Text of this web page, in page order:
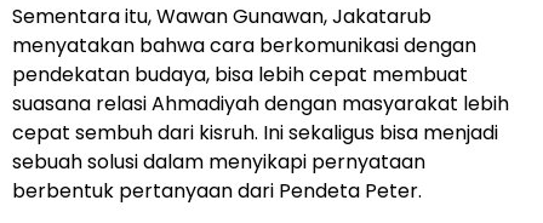
Sementara itu, Wawan Gunawan, Jakatarub
menyatakan bahwa cara berkomunikasi dengan
pendekatan budaya, bisa lebih cepat membuat
suasana relasi Ahmadiyah dengan masyarakat lebih
cepat sembuh dari kisruh. Ini sekaligus bisa menjadi
sebuah solusi dalam menyikapi pernyataan
berbentuk pertanyaan dari Pendeta Peter.